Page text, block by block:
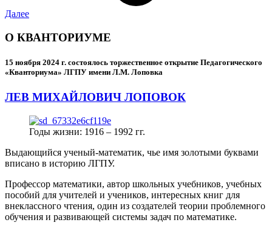
Далее
О КВАНТОРИУМЕ
15 ноября 2024 г. состоялось торжественное открытие Педагогического
«Кванториума» ЛГПУ имени Л.М. Лоповка
ЛЕВ МИХАЙЛОВИЧ ЛОПОВОК
Годы жизни: 1916 – 1992 гг.
Выдающийся ученый-математик, чье имя золотыми буквами
вписано в историю ЛГПУ.
Профессор математики, автор школьных учебников, учебных
пособий для учителей и учеников, интересных книг для
внеклассного чтения, один из создателей теории проблемного
обучения и развивающей системы задач по математике.